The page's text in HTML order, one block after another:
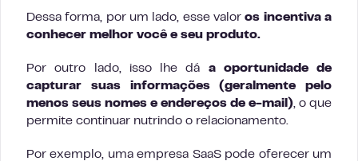
Dessa forma, por um lado, esse valoros incentiva a
conhecer melhor você e seu produto.
Por outro lado, isso lhe dá a oportunidade de
capturar suas informações (geralmente pelo
menos seus nomes e endereços de e-mail) , o que
permite continuar nutrindo o relacionamento.
Por exemplo, uma empresa SaaS pode oferecer um